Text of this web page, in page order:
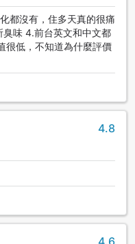
都沒有，住多天真的很痛
味 4.前台英文和中文都
很低，不知道為什麼評價
4.8
4.6